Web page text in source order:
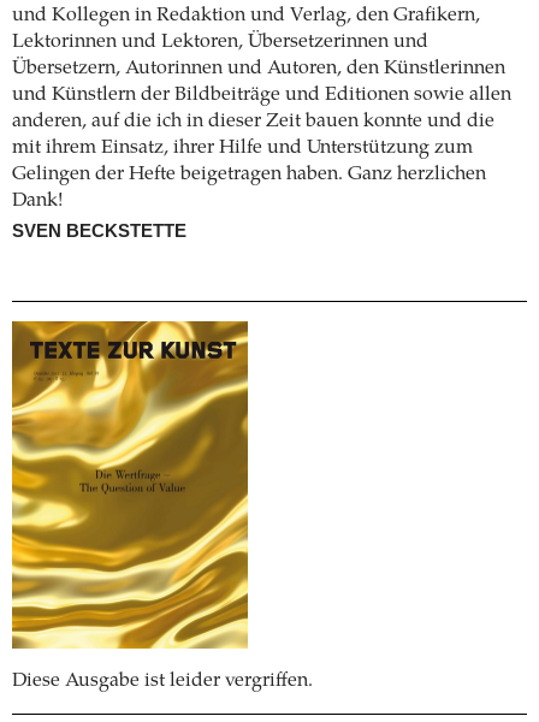
und Kollegen in Redaktion und Verlag, den Grafikern,
Lektorinnen und Lektoren, Übersetzerinnen und
Übersetzern, Autorinnen und Autoren, den Künstlerinnen
und Künstlern der Bildbeiträge und Editionen sowie allen
anderen, auf die ich in dieser Zeit bauen konnte und die
mit ihrem Einsatz, ihrer Hilfe und Unterstützung zum
Gelingen der Hefte beigetragen haben. Ganz herzlichen
Dank!
SVEN BECKSTETTE
Diese Ausgabe ist leider vergriffen.